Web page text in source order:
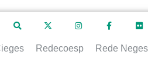
Redecoesp Rede